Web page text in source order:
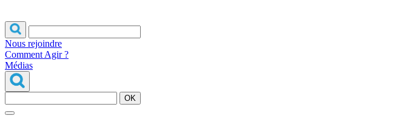
Nous rejoindre
Comment Agir ?
Médias
OK